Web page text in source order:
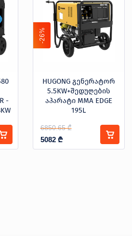
-
-26%
HUGONG გენერატორ
5.5KW+შედუღების
აპარატი MMA EDGE
195L
6850.65 ₾
5082 ₾